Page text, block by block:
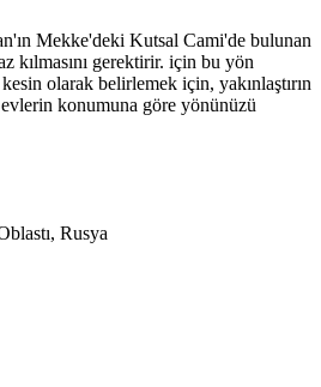
Mekke'deki Kutsal Cami'de bulunan
kılmasını gerektirir. için bu yön
olarak belirlemek için, yakınlaştırın
konumuna göre yönünüzü
Rusya